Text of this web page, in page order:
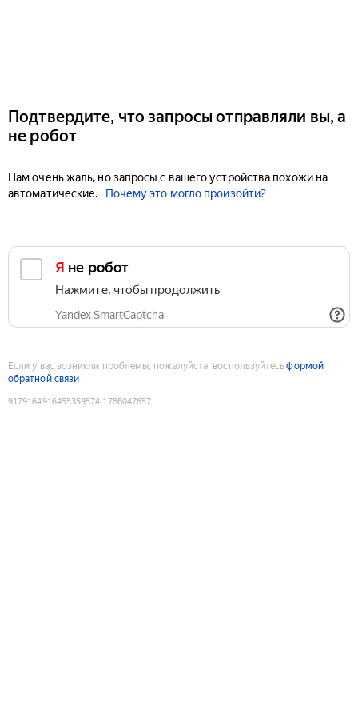
Подтвердите, что запросы отправляли вы, а
не робот
Нам очень жаль, но запросы с вашего устройства похожи на
автоматические.
Почему это могло произойти?
Я не робот
Нажмите, чтобы продолжить
Yandex SmartCaptcha
Если у вас возникли проблемы, пожалуйста, воспользуйтесьформой
обратной связи
9179164916455359574:1786047657